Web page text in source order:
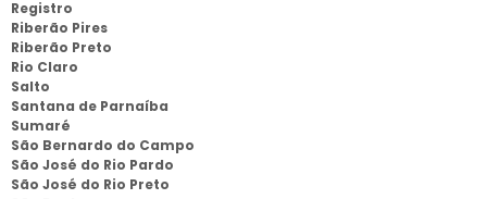
Registro
Riberão Pires
Riberão Preto
Rio Claro
Salto
Santana de Parnaíba
Sumaré
São Bernardo do Campo
São José do Rio Pardo
São José do Rio Preto